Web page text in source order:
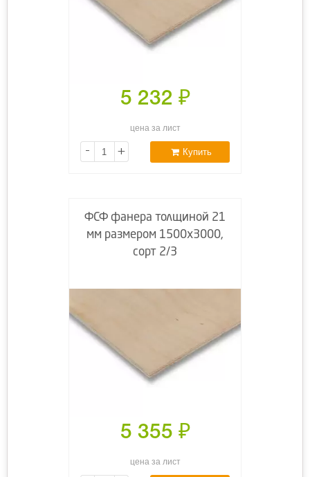
5 232 ₽
цена за лист
- + Купить
ФСФ фанера толщиной 21
мм размером 1500х3000,
сорт 2/3
5 355 ₽
цена за лист